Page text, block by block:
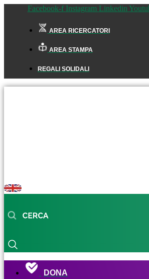
Facebook-f Instagram Linkedin
AREA RICERCATORI
AREA STAMPA
REGALI SOLIDALI
DONA